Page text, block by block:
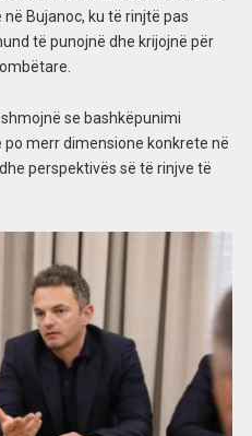
Bujanoc, ku të rinjtë pas
të punojnë dhe krijojnë për
se bashkëpunimi
merr dimensione konkrete në
perspektivës së të rinjve të